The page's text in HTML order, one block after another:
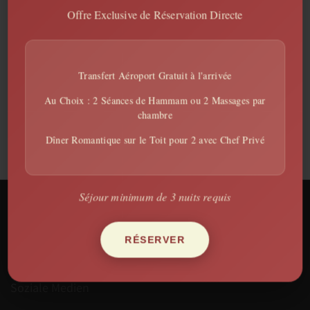
Und wenn Sie Sport mögen, genießen Sie bitte unseren
Gewichte. Yoga Matten für Sonnenaufgang auf der Terrasse!
Marrakesh, Marrakesh, Morocco
Soziale Medien
Offre Exclusive de Réservation Directe
Transfert Aéroport Gratuit à l'arrivée
Au Choix : 2 Séances de Hammam ou 2 Massages par
chambre
Dîner Romantique sur le Toit pour 2 avec Chef Privé
Séjour minimum de 3 nuits requis
RÉSERVER